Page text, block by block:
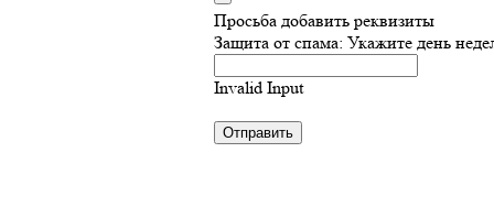
Просьба добавить реквизиты
Защита от спама: Укажите день
Invalid Input